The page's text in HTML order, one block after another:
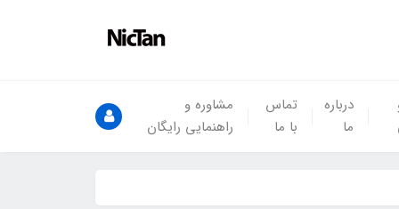
درباره
ما
تماس
با ما
مشاوره و
راهنمایی رایگان